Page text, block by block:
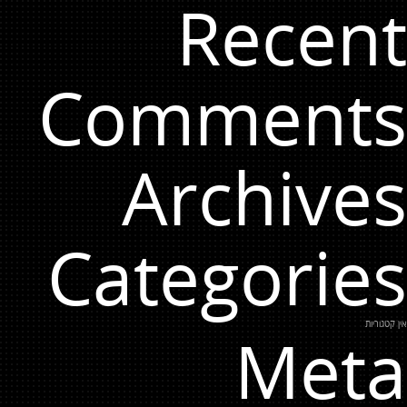
Recent
Comments
Archives
Categories
אין קטגוריות
Meta